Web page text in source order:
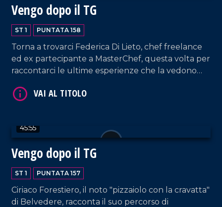
Vengo dopo il TG
ST 1 PUNTATA 158
Torna a trovarci Federica Di Lieto, chef freelance
ed ex partecipante a MasterChef, questa volta per
raccontarci le ultime esperienze che la vedono
tradizione culinaria calabrese con quella di altre
45:55
Vengo dopo il TG
ST 1 PUNTATA 157
Ciriaco Forestiero, il noto "pizzaiolo con la cravatta"
di Belvedere, racconta il suo percorso di
VAI AL TITOLO